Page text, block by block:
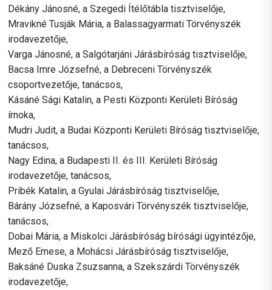
Dékány Jánosné, a Szegedi Ítélőtábla tisztviselője,
Mravikné Tusják Mária, a Balassagyarmati Törvényszék
irodavezetője,
Varga Jánosné, a Salgótarjáni Járásbíróság tisztviselője,
Bacsa Imre Józsefné, a Debreceni Törvényszék
csoportvezetője, tanácsos,
Kásáné Sági Katalin, a Pesti Központi Kerületi Bíróság
írnoka,
Mudri Judit, a Budai Központi Kerületi Bíróság tisztviselője,
tanácsos,
Nagy Edina, a Budapesti II. és III. Kerületi Bíróság
irodavezetője, tanácsos,
Pribék Katalin, a Gyulai Járásbíróság tisztviselője,
Bárány Józsefné, a Kaposvári Törvényszék tisztviselője,
tanácsos,
Dobai Mária, a Miskolci Járásbíróság bírósági ügyintézője,
Mező Emese, a Mohácsi Járásbíróság tisztviselője,
Baksáné Duska Zsuzsanna, a Szekszárdi Törvényszék
irodavezetője,